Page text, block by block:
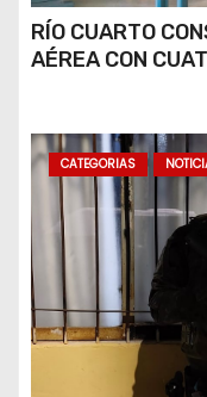
RÍO CUARTO
AÉREA CON
CATEGORIAS